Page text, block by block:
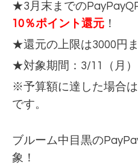
★3月末までの
10％ポイント還元 ！
★還元の上限は3000円
★対象期間：3/11（月）
※予算額に達した場合
です。
ブルーム中目黒の
象！